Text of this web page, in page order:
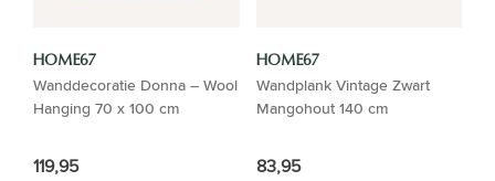
HOME67
Wanddecoratie Donna – Wool
Hanging 70 x 100 cm
119,95
HOME67
Wandplank Vintage Zwart
Mangohout 140 cm
83,95